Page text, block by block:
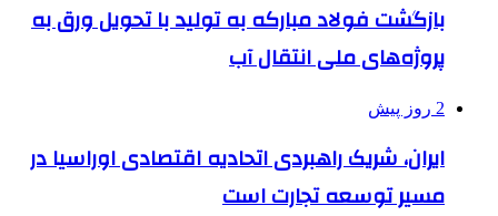
بازگشت فولاد مبارکه به تولید با تحویل ورق به
پروژه‌های ملی انتقال آب
2 روز پیش
ایران، شریک راهبردی اتحادیه اقتصادی اوراسیا در
مسیر توسعه تجارت است